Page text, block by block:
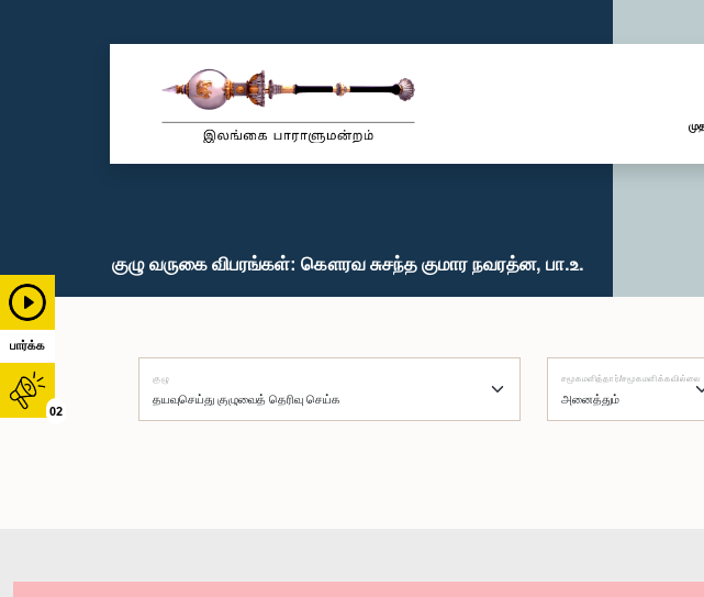
பார்க்க
02
குழு வருகை விபரங்கள்: கௌரவ சுசந்த குமார நவரத்ன, பா.உ.
குழு சமூகமளித்தார்/சமூகமளிக்கவில்லை